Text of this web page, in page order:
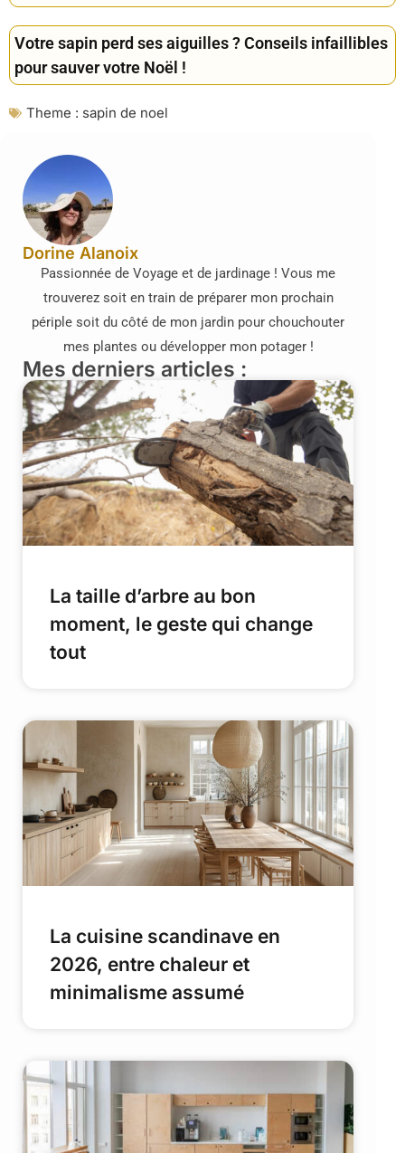
Votre sapin perd ses aiguilles ? Conseils infaillibles
pour sauver votre Noël !
Theme : sapin de noel
Dorine Alanoix
Passionnée de Voyage et de jardinage ! Vous me
trouverez soit en train de préparer mon prochain
périple soit du côté de mon jardin pour chouchouter
mes plantes ou développer mon potager !
Mes derniers articles :
La taille d’arbre au bon
moment, le geste qui change
tout
La cuisine scandinave en
2026, entre chaleur et
minimalisme assumé